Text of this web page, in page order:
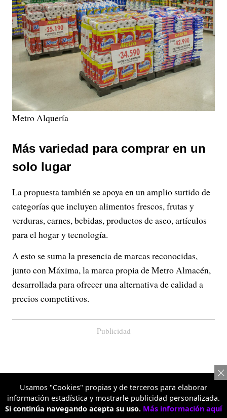
Metro Alquería
Más variedad para comprar en un
solo lugar
La propuesta también se apoya en un amplio surtido de
categorías que incluyen alimentos frescos, frutas y
verduras, carnes, bebidas, productos de aseo, artículos
para el hogar y tecnología.
A esto se suma la presencia de marcas reconocidas,
junto con Máxima, la marca propia de Metro Almacén,
desarrollada para ofrecer una alternativa de calidad a
precios competitivos.
Publicidad
Usamos "Cookies" propias y de terceros para elaborar
información estadística y mostrarle publicidad personalizada.
Si continúa navegando acepta su uso. Más información aquí